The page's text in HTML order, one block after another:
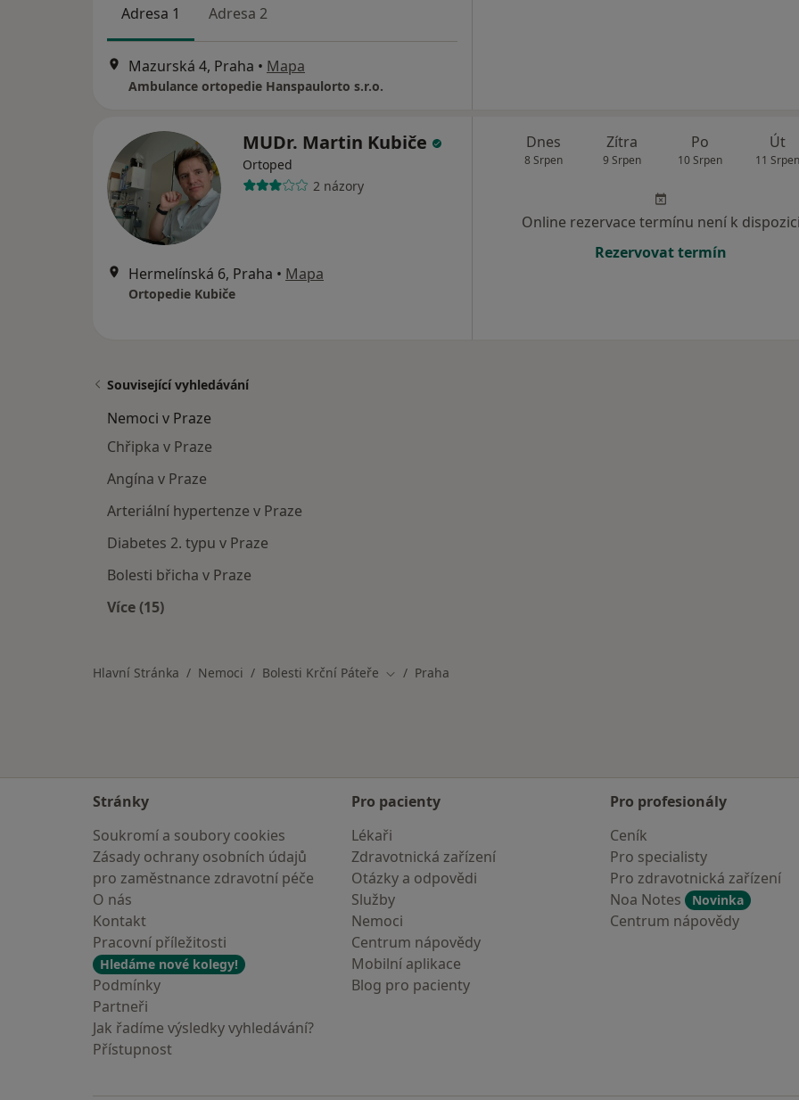
Adresa 1 Adresa 2
Mazurská 4, Praha • Mapa
Ambulance ortopedie Hanspaulorto s.r.o.
MUDr. Martin Kubiče
Ortoped
2 názory
Hermelínská 6, Praha • Mapa
Ortopedie Kubiče
Dnes
8 Srpen
Zítra
9 Srpen
Po
10 Srpen
Út
11 Srpen
Online rezervace termínu není k dispozici
Rezervovat termín
Související vyhledávání
Nemoci v Praze
Chřipka v Praze
Angína v Praze
Arteriální hypertenze v Praze
Diabetes 2. typu v Praze
Bolesti břicha v Praze
Více (15)
Hlavní Stránka Nemoci Bolesti Krční Páteře Změna města
Praha
Stránky
Soukromí a soubory cookies
Zásady ochrany osobních údajů
pro zaměstnance zdravotní péče
O nás
Kontakt
Pracovní příležitosti
Hledáme nové kolegy!
Podmínky
Partneři
Jak řadíme výsledky vyhledávání?
Přístupnost
Pro pacienty
Lékaři
Zdravotnická zařízení
Otázky a odpovědi
Služby
Nemoci
Centrum nápovědy
Mobilní aplikace
Blog pro pacienty
Pro profesionály
Ceník
Pro specialisty
Pro zdravotnická zařízení
Noa Notes
Novinka
Centrum nápovědy